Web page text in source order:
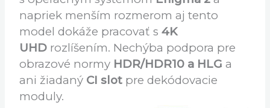
AB PULSe 4K MINI
Do novej modelovej rady PULSe, výrobcu
AB, prichádza mladší brat, s príznačným
názvom AB PULSe 4K MINI. Opäť
s operačným systémomEnigma 2a
napriek menším rozmerom aj tento
model dokáže pracovať s